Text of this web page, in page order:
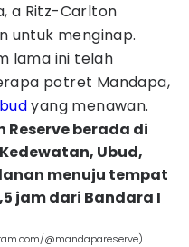
a Ritz-Carlton
untuk menginap.
lama ini telah
potret Mandapa,
yang menawan.
Reserve berada di
Ubud,
menuju tempat
jam dari Bandara I
@mandapareserve)